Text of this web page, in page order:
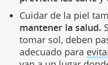
Cuidar de la piel
mantener la salud.
tomar sol, deben
adecuado para